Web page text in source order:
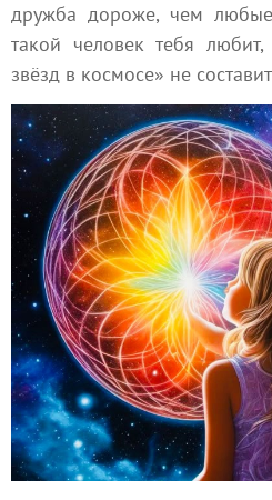
дружба дороже, чем
такой человек тебя любит,
звёзд в космосе» не